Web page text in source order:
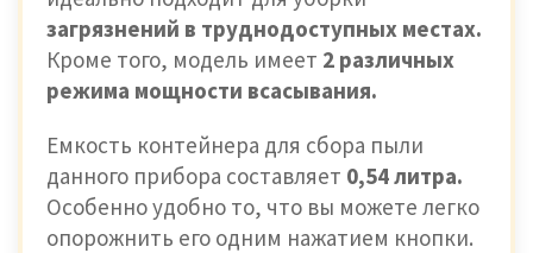
загрязнений в труднодоступных местах.
Кроме того, модель имеет 2 различных
режима мощности всасывания.
Емкость контейнера для сбора пыли
данного прибора составляет 0,54 литра.
Особенно удобно то, что вы можете легко
опорожнить его одним нажатием кнопки.